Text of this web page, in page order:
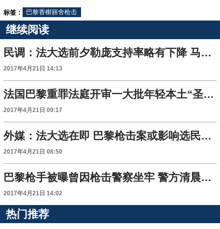
标签： 巴黎香榭丽舍枪击
继续阅读
民调：法大选前夕勒庞支持率略有下降 马克龙领跑
2017年4月21日 14:13
法国巴黎重罪法庭开审一大批年轻本土“圣战者”
2017年4月21日 09:17
外媒：法大选在即 巴黎枪击案或影响选民投票意向
2017年4月21日 08:50
巴黎枪手被曝曾因枪击警察坐牢 警方清晨搜查其住所
2017年4月21日 14:02
热门推荐